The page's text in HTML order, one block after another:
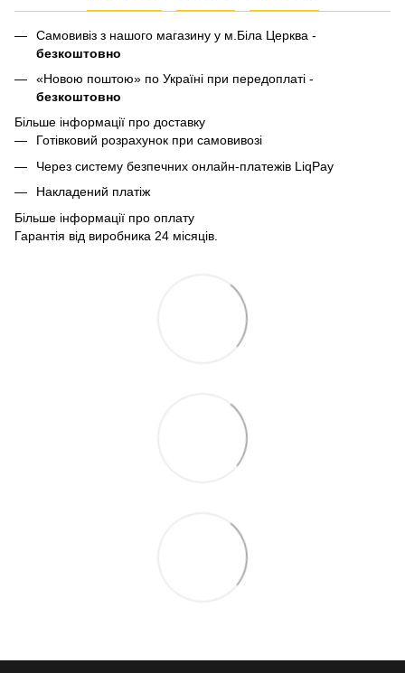
Самовивіз з нашого магазину у м.Біла Церква -
безкоштовно
«Новою поштою» по Україні при передоплаті -
безкоштовно
Більше інформації про доставку
Готівковий розрахунок при самовивозі
Через систему безпечних онлайн-платежів LiqPay
Накладений платіж
Більше інформації про оплату
Гарантія від виробника 24 місяців.